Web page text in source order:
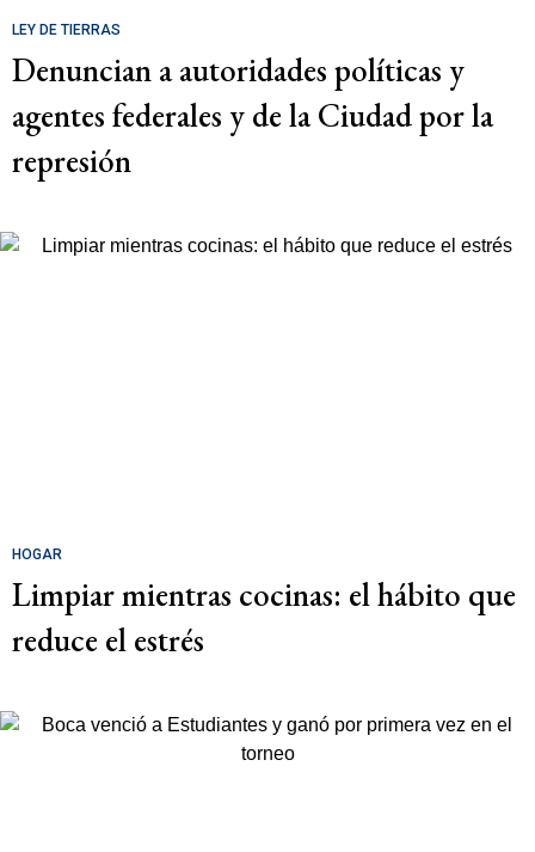
LEY DE TIERRAS
Denuncian a autoridades políticas y
agentes federales y de la Ciudad por la
represión
HOGAR
Limpiar mientras cocinas: el hábito que
reduce el estrés